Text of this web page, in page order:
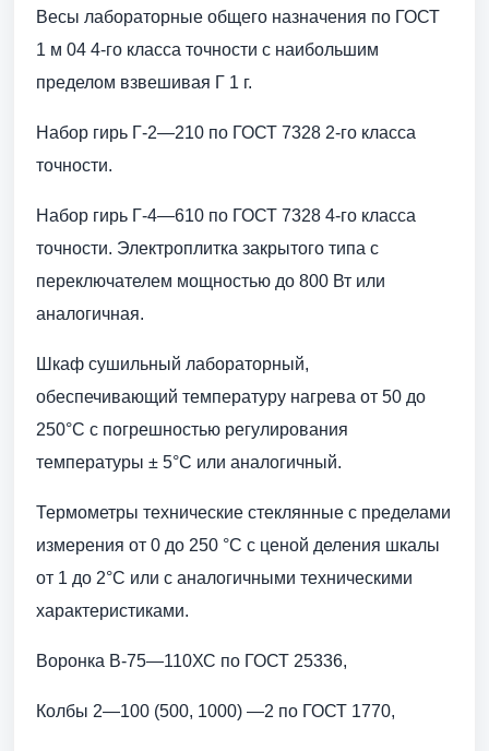
Весы лабораторные общего назначения по ГОСТ
1 м 04 4-го класса точности с наибольшим
пределом взвешивая Г 1 г.
Набор гирь Г-2—210 по ГОСТ 7328 2-го класса
точности.
Набор гирь Г-4—610 по ГОСТ 7328 4-го класса
точности. Электроплитка закрытого типа с
переключателем мощностью до 800 Вт или
аналогичная.
Шкаф сушильный лабораторный,
обеспечивающий температуру нагрева от 50 до
250°С с погрешностью регулирования
температуры ± 5°С или аналогичный.
Термометры технические стеклянные с пределами
измерения от 0 до 250 °С с ценой деления шкалы
от 1 до 2°С или с аналогичными техническими
характеристиками.
Воронка В-75—110ХС по ГОСТ 25336,
Колбы 2—100 (500, 1000) —2 по ГОСТ 1770,